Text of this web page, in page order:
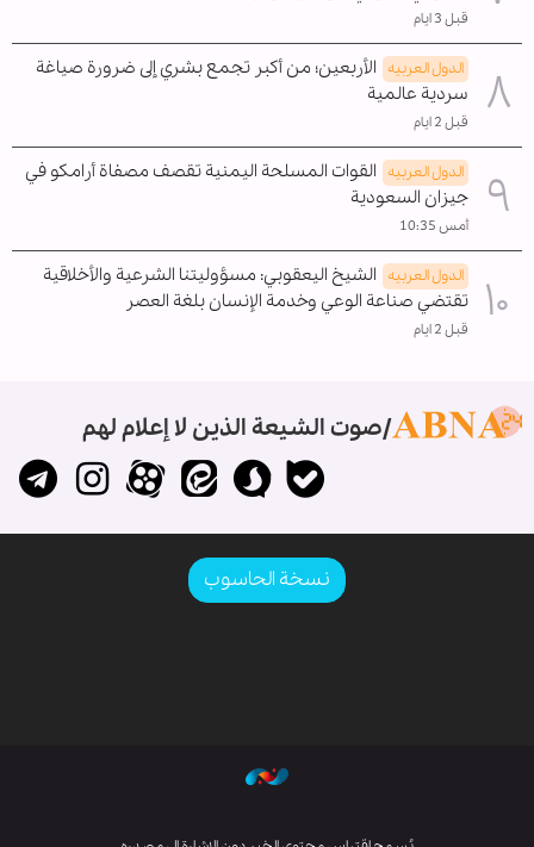
قبل 3 ايام
الدول العربیه الأربعين؛ من أكبر تجمع بشري إلى ضرورة صياغة
سردية عالمية
قبل 2 ايام
الدول العربیه القوات المسلحة اليمنية تقصف مصفاة أرامكو في
جيزان السعودية
أمس 10:35
الدول العربیه الشيخ اليعقوبي: مسؤوليتنا الشرعية والأخلاقية
تقتضي صناعة الوعي وخدمة الإنسان بلغة العصر
قبل 2 ايام
صوت الشيعة الذين لا إعلام لهم
نسخة الحاسوب